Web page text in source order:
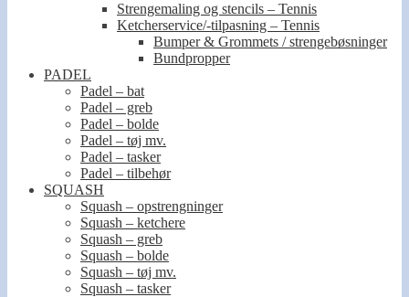
Strengemaling og stencils – Tennis
Ketcherservice/-tilpasning – Tennis
Bumper & Grommets / strengebøsninger
Bundpropper
PADEL
Padel – bat
Padel – greb
Padel – bolde
Padel – tøj mv.
Padel – tasker
Padel – tilbehør
SQUASH
Squash – opstrengninger
Squash – ketchere
Squash – greb
Squash – bolde
Squash – tøj mv.
Squash – tasker